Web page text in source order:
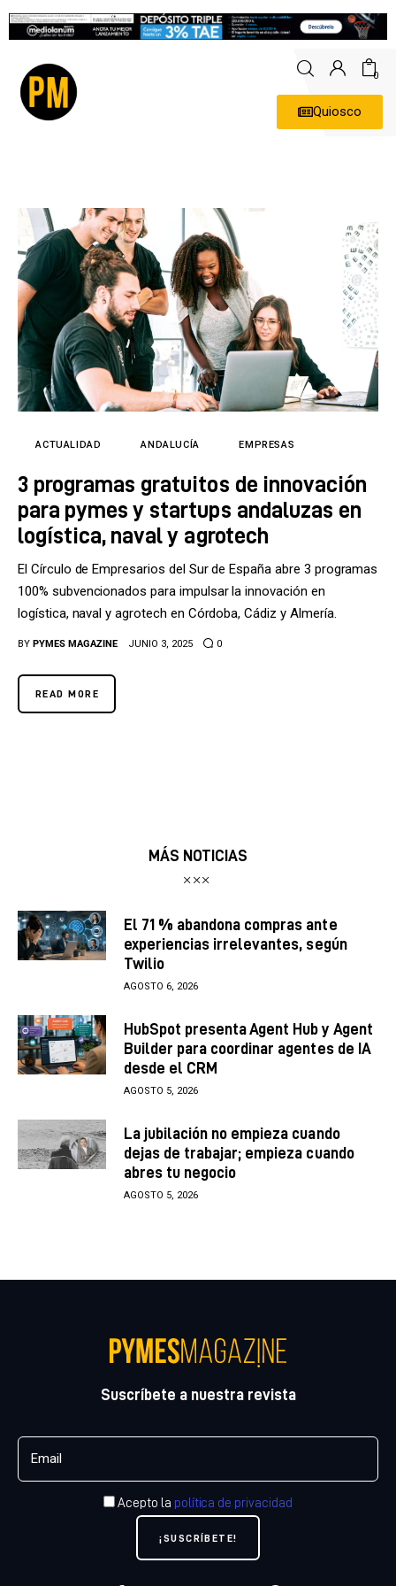
0
Quiosco
Economía
Empresas
Entrevistas
Expertos
Tecnología
Cultura
LifeStyle
Directorio
ACTUALIDAD ANDALUCÍA EMPRESAS
3 programas gratuitos de innovación
para pymes y startups andaluzas en
logística, naval y agrotech
El Círculo de Empresarios del Sur de España abre 3 programas
100% subvencionados para impulsar la innovación en
logística, naval y agrotech en Córdoba, Cádiz y Almería.
BY PYMES MAGAZINE JUNIO 3, 2025 0
READ MORE
MÁS NOTICIAS
El 71 % abandona compras ante
experiencias irrelevantes, según
Twilio
AGOSTO 6, 2026
HubSpot presenta Agent Hub y Agent
Builder para coordinar agentes de IA
desde el CRM
AGOSTO 5, 2026
La jubilación no empieza cuando
dejas de trabajar; empieza cuando
abres tu negocio
AGOSTO 5, 2026
Suscríbete a nuestra revista
Acepto la política de privacidad